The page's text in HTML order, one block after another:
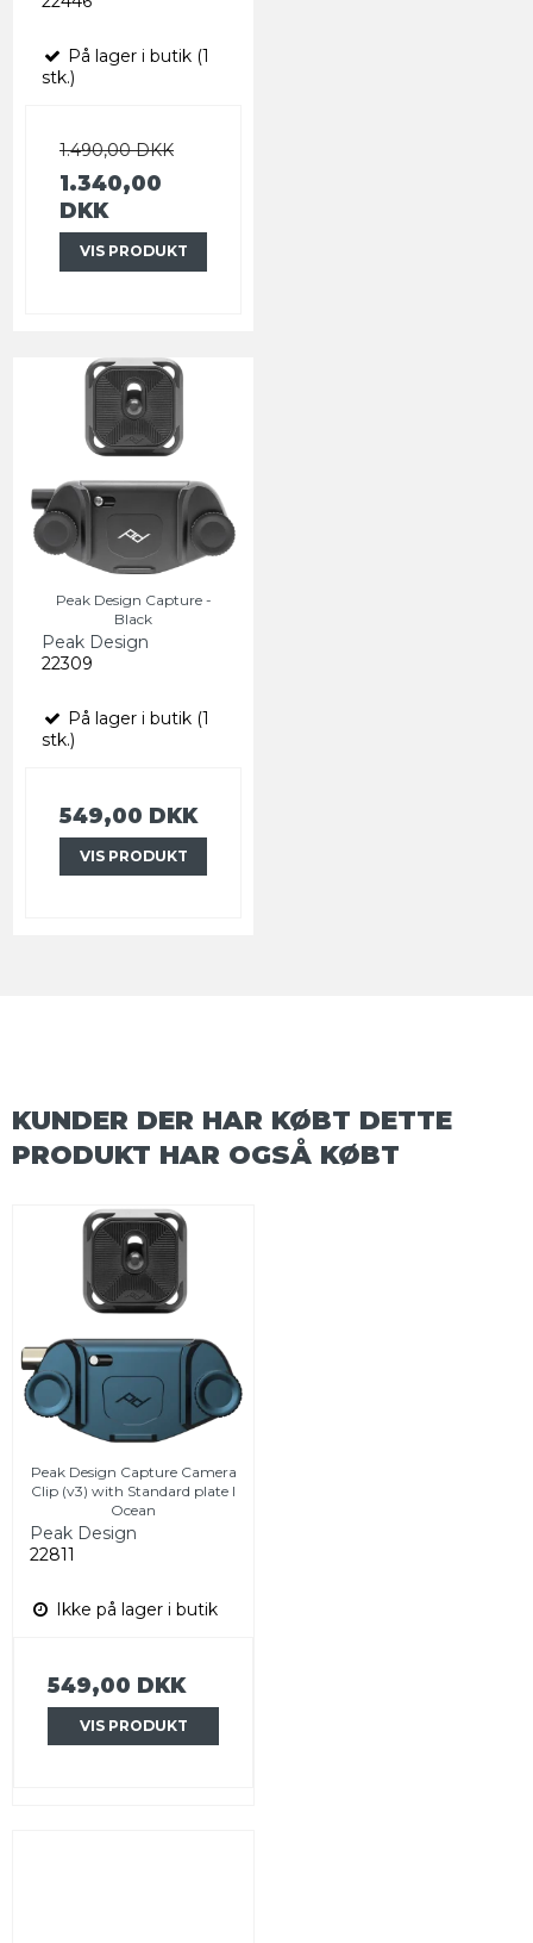
På lager i butik (1
stk.)
1.490,00 DKK
1.340,00
DKK
VIS PRODUKT
Peak Design Capture -
Black
Peak Design
22309
På lager i butik (1
stk.)
549,00 DKK
VIS PRODUKT
KUNDER DER HAR KØBT DETTE
PRODUKT HAR OGSÅ KØBT
Peak Design Capture Camera
Clip (v3) with Standard plate I
Ocean
Peak Design
22811
Ikke på lager i butik
549,00 DKK
VIS PRODUKT